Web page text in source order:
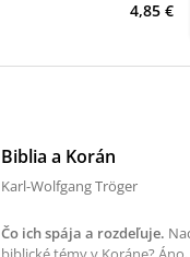
sa odrážajú na súčasnom
podmieňujú spoločenské
historickej pravde. Lebo len
4,85 €
Biblia a Korán
Karl-Wolfgang Tröger
Čo ich spája a rozdeľuje.